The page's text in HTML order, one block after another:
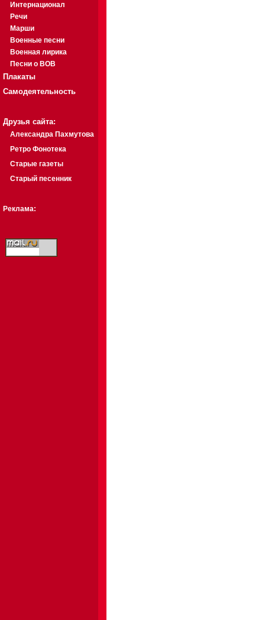
Интернационал
Речи
Марши
Военные песни
Военная лирика
Песни о ВОВ
Плакаты
Самодеятельность
Друзья сайта:
Александра Пахмутова
Ретро Фонотека
Старые газеты
Старый песенник
Реклама: